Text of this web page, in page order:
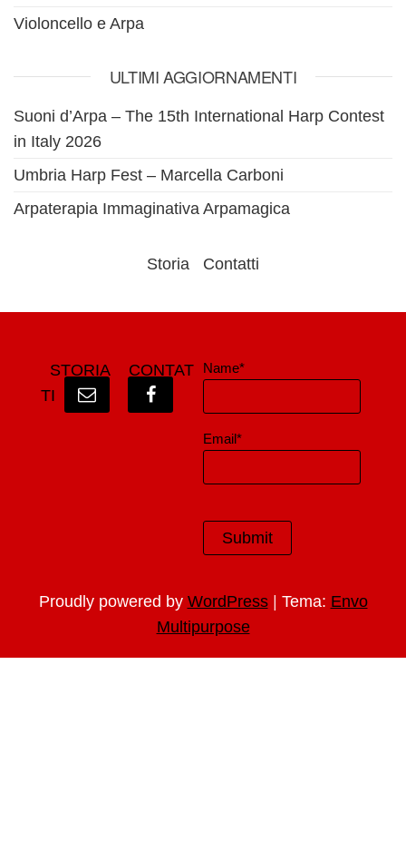
Violoncello e Arpa
ULTIMI AGGIORNAMENTI
Suoni d’Arpa – The 15th International Harp Contest
in Italy 2026
Umbria Harp Fest – Marcella Carboni
Arpaterapia Immaginativa Arpamagica
Storia Contatti
STORIA
CONTAT
TI
Name*
Email*
Proudly powered by WordPress | Tema: Envo
Multipurpose